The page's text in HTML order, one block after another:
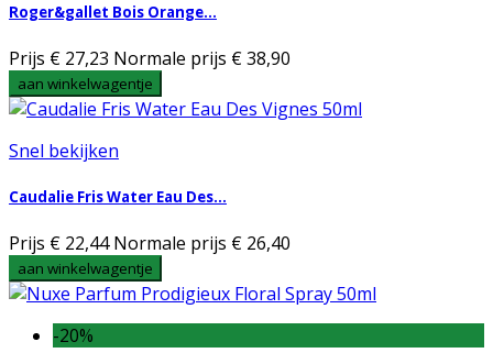
Roger&gallet Bois Orange...
Prijs € 27,23 Normale prijs € 38,90
aan winkelwagentje
Snel bekijken
Caudalie Fris Water Eau Des...
Prijs € 22,44 Normale prijs € 26,40
aan winkelwagentje
-20%